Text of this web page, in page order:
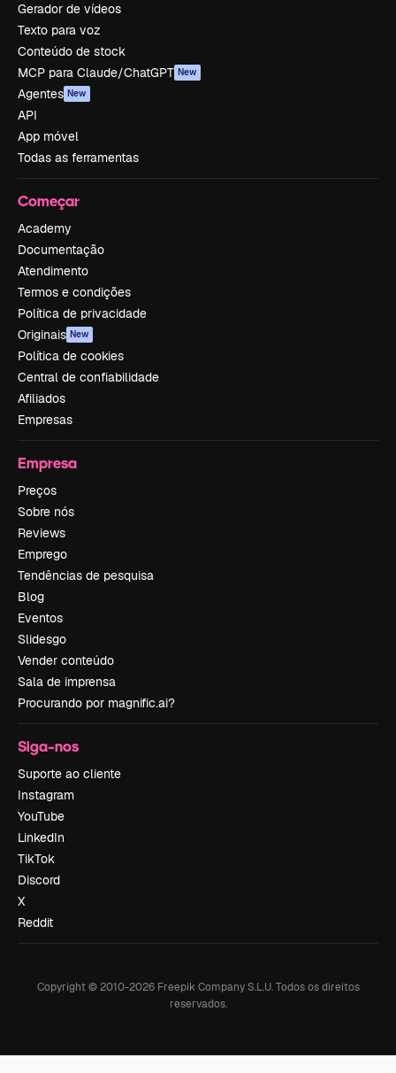
Gerador de vídeos
Texto para voz
Conteúdo de stock
MCP para Claude/ChatGPT New
Agentes New
API
App móvel
Todas as ferramentas
Começar
Academy
Documentação
Atendimento
Termos e condições
Política de privacidade
Originais New
Política de cookies
Central de confiabilidade
Afiliados
Empresas
Empresa
Preços
Sobre nós
Reviews
Emprego
Tendências de pesquisa
Blog
Eventos
Slidesgo
Vender conteúdo
Sala de imprensa
Procurando por magnific.ai?
Siga-nos
Suporte ao cliente
Instagram
YouTube
LinkedIn
TikTok
Discord
X
Reddit
Copyright © 2010-2026Freepik Company S.L.U. Todos os direitos
reservados.